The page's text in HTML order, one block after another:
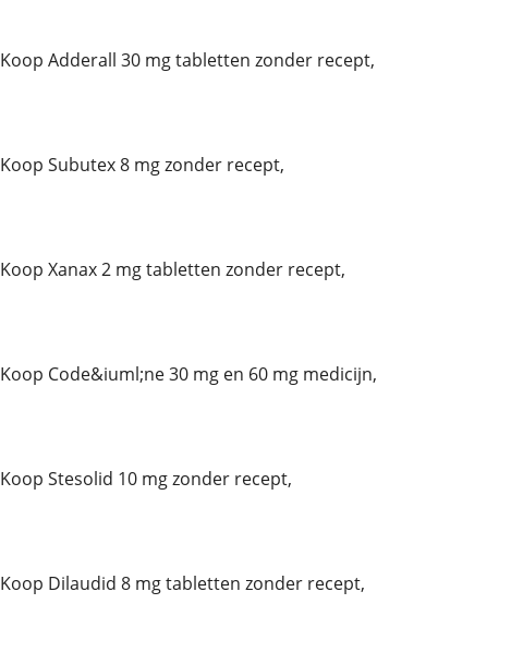
Koop Adderall 30 mg tabletten zonder recept,
Koop Subutex 8 mg zonder recept,
Koop Xanax 2 mg tabletten zonder recept,
Koop Code&iuml;ne 30 mg en 60 mg medicijn,
Koop Stesolid 10 mg zonder recept,
Koop Dilaudid 8 mg tabletten zonder recept,